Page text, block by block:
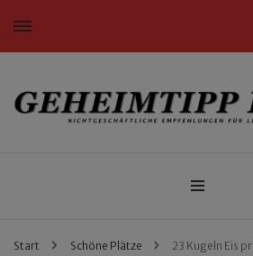
Nichtgeschäftliche Empfehlungen für
Start Schöne Plätze 23 Kugeln Eis